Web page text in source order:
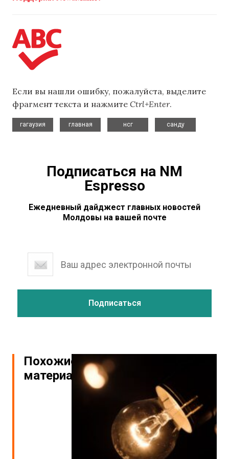
Если вы нашли ошибку, пожалуйста, выделите
фрагмент текста и нажмите Ctrl+Enter.
гагаузия
главная
нсг
санду
Подписаться на NM
Espresso
Ежедневный дайджест главных новостей
Молдовы на вашей почте
Похожие
материалы